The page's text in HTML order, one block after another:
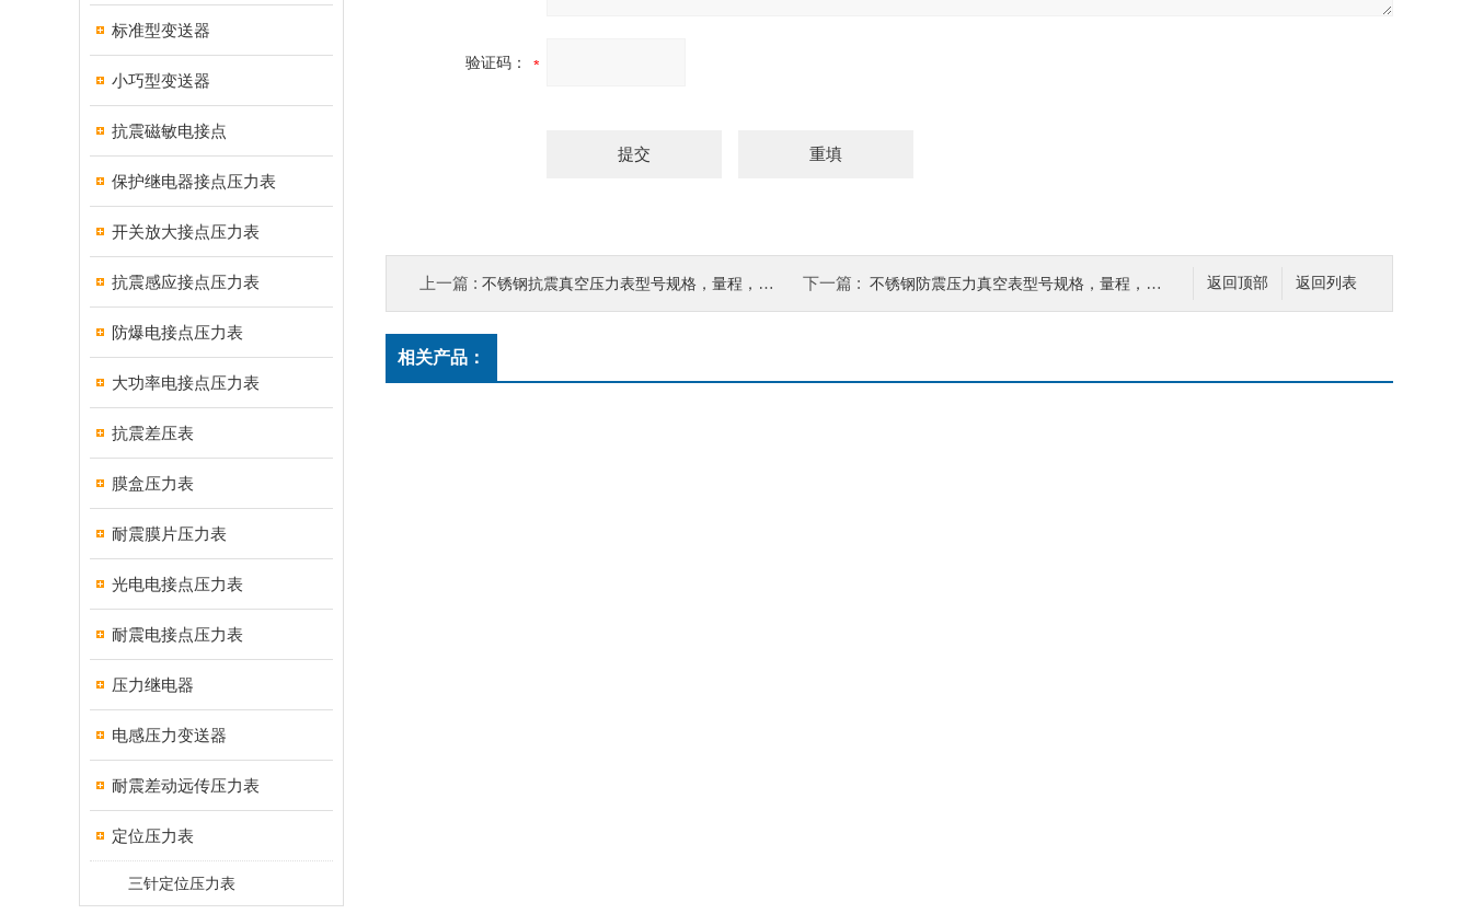
标准型变送器
小巧型变送器
抗震磁敏电接点
保护继电器接点压力表
开关放大接点压力表
抗震感应接点压力表
防爆电接点压力表
大功率电接点压力表
抗震差压表
膜盒压力表
耐震膜片压力表
光电电接点压力表
耐震电接点压力表
压力继电器
电感压力变送器
耐震差动远传压力表
定位压力表
三针定位压力表
验证码：
返回列表
返回顶部
上一篇 : 不锈钢抗震真空压力表型号规格，量程，精度 下一篇 : 不锈钢防震压力真空表型号规格，量程，精度等级
相关产品：